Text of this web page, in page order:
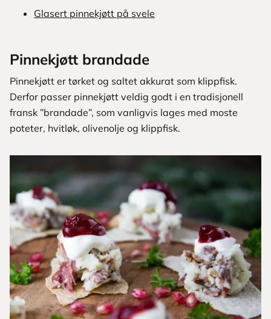
Glasert pinnekjøtt på svele
Pinnekjøtt brandade
Pinnekjøtt er tørket og saltet akkurat som klippfisk.
Derfor passer pinnekjøtt veldig godt i en tradisjonell
fransk ”brandade”, som vanligvis lages med moste
poteter, hvitløk, olivenolje og klippfisk.